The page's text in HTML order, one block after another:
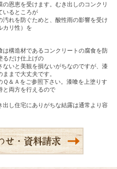
恩恵を受けます。むき出しのコンクリ
いるところが
れを防ぐためと、酸性雨の影響を受け
カリ性）を
は構造材であるコンクリートの腐食を防
るだけ仕上げの
ないと美観を損ないがちなのですが、漆
まで大丈夫です。
＆Ａをご参照下さい。漆喰を上塗りす
と両方を行えるので
し住宅にありがちな結露は通常より容